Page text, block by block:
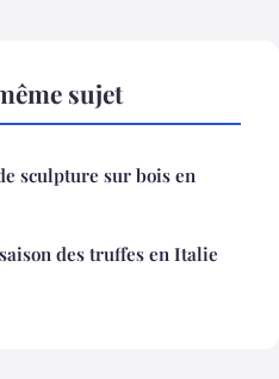
sujet
sculpture sur bois en
des truffes en Italie